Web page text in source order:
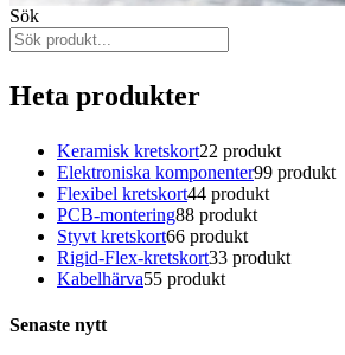
Sök
Heta produkter
Keramisk kretskort22 produkt
Elektroniska komponenter99 produkt
Flexibel kretskort44 produkt
PCB-montering88 produkt
Styvt kretskort66 produkt
Rigid-Flex-kretskort33 produkt
Kabelhärva55 produkt
Senaste nytt